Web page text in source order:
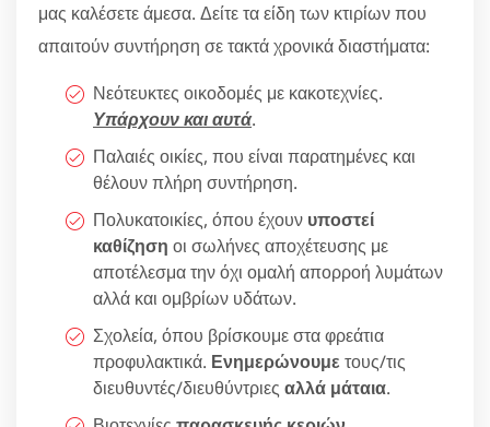
μας καλέσετε άμεσα. Δείτε τα είδη των κτιρίων που
απαιτούν συντήρηση σε τακτά χρονικά διαστήματα:
Νεότευκτες οικοδομές με κακοτεχνίες.
Υπάρχουν και αυτά.
Παλαιές οικίες, που είναι παρατημένες και
θέλουν πλήρη συντήρηση.
Πολυκατοικίες, όπου έχουν υποστεί
καθίζηση οι σωλήνες αποχέτευσης με
αποτέλεσμα την όχι ομαλή απορροή λυμάτων
αλλά και ομβρίων υδάτων.
Σχολεία, όπου βρίσκουμε στα φρεάτια
προφυλακτικά. Ενημερώνουμε τους/τις
διευθυντές/διευθύντριες αλλά μάταια.